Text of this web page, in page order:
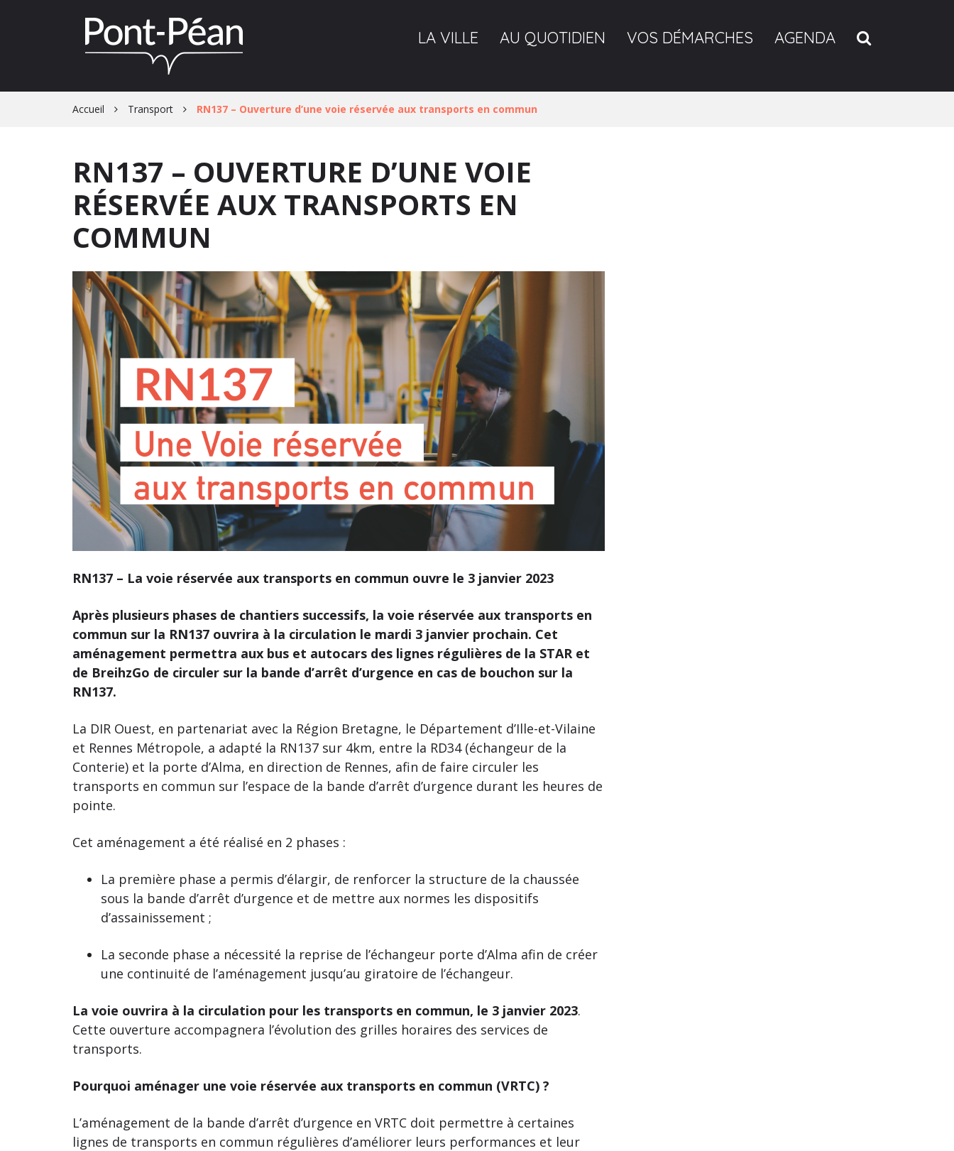
LA VILLE AU QUOTIDIEN VOS DÉMARCHES AGENDA
Accueil Transport RN137 – Ouverture d’une voie réservée aux transports en commun
RN137 – OUVERTURE D’UNE VOIE
RÉSERVÉE AUX TRANSPORTS EN
COMMUN
RN137 – La voie réservée aux transports en commun ouvre le 3 janvier 2023
Après plusieurs phases de chantiers successifs, la voie réservée aux transports en
commun sur la RN137 ouvrira à la circulation le mardi 3 janvier prochain. Cet
aménagement permettra aux bus et autocars des lignes régulières de la STAR et
de BreihzGo de circuler sur la bande d’arrêt d’urgence en cas de bouchon sur la
RN137.
La DIR Ouest, en partenariat avec la Région Bretagne, le Département d’Ille-et-Vilaine
et Rennes Métropole, a adapté la RN137 sur 4km, entre la RD34 (échangeur de la
Conterie) et la porte d’Alma, en direction de Rennes, afin de faire circuler les
transports en commun sur l’espace de la bande d’arrêt d’urgence durant les heures de
pointe.
Cet aménagement a été réalisé en 2 phases :
La première phase a permis d’élargir, de renforcer la structure de la chaussée
sous la bande d’arrêt d’urgence et de mettre aux normes les dispositifs
d’assainissement ;
La seconde phase a nécessité la reprise de l’échangeur porte d’Alma afin de créer
une continuité de l’aménagement jusqu’au giratoire de l’échangeur.
La voie ouvrira à la circulation pour les transports en commun, le 3 janvier 2023.
Cette ouverture accompagnera l’évolution des grilles horaires des services de
transports.
Pourquoi aménager une voie réservée aux transports en commun (VRTC) ?
L’aménagement de la bande d’arrêt d’urgence en VRTC doit permettre à certaines
lignes de transports en commun régulières d’améliorer leurs performances et leur